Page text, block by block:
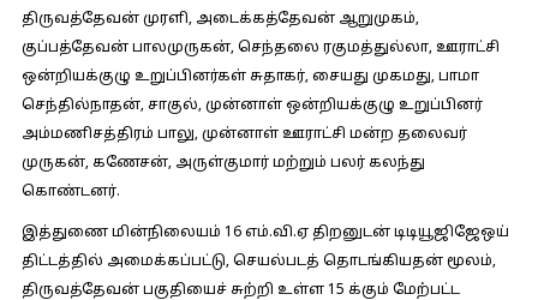
திருவத்தேவன் முரளி, அடைக்கத்தேவன் ஆறுமுகம்,
குப்பத்தேவன் பாலமுருகன், செந்தலை ரகுமத்துல்லா, ஊராட்சி
ஒன்றியக்குழு உறுப்பினர்கள் சுதாகர், சையது முகமது, பாமா
செந்தில்நாதன், சாகுல், முன்னாள் ஒன்றியக்குழு உறுப்பினர்
அம்மணிசத்திரம் பாலு, முன்னாள் ஊராட்சி மன்ற தலைவர்
முருகன், கணேசன், அருள்குமார் மற்றும் பலர் கலந்து
கொண்டனர்.
இத்துணை மின்நிலையம் 16 எம்.வி.ஏ திறனுடன் டிடியூஜிஜேஒய்
திட்டத்தில் அமைக்கப்பட்டு, செயல்படத் தொடங்கியதன் மூலம்,
திருவத்தேவன் பகுதியைச் சுற்றி உள்ள 15 க்கும் மேற்பட்ட